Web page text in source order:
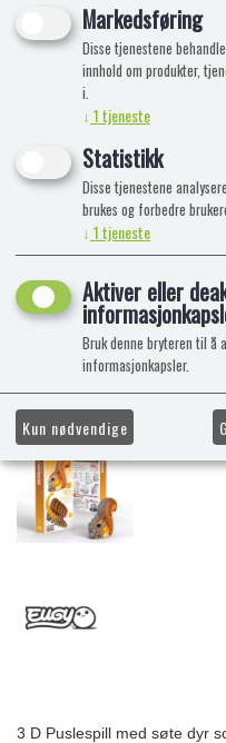
3 D Puslespill med søte dyr
Markedsføring
Disse tjenestene
innhold om produkter,
i.
↓ 1tjeneste
Statistikk
Disse tjenestene
brukes og forbedre
↓ 1tjeneste
Aktiver eller
Bruk denne bryteren til å
informasjonkapsler.
Kun nødvendige